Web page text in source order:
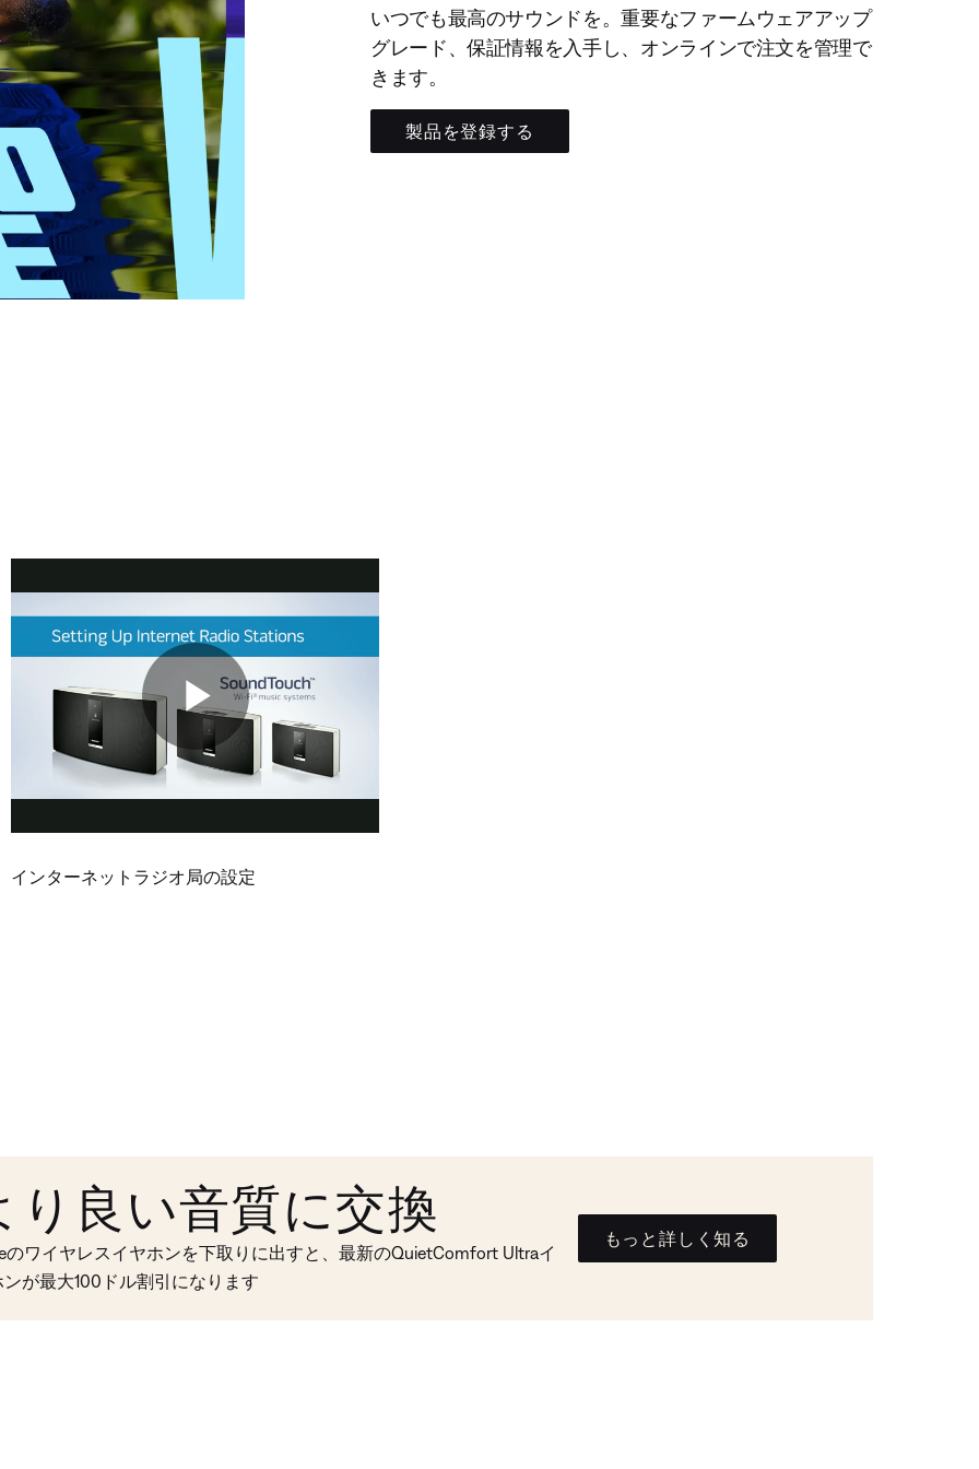
いつでも最高のサウンドを。重要なファームウェアアップ
グレード、保証情報を入手し、オンラインで注文を管理で
きます。
製品を登録する
インターネットラジオ局の設定
り良い音質に交換
のワイヤレスイヤホンを下取りに出すと、最新のQuietComfort Ultraイ
が最大100ドル割引になります
もっと詳しく知る